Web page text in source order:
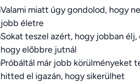
Valami miatt úgy gondolod, hogy
jobb életre
Sokat teszel azért, hogy jobban
hogy előbbre jutnál
Próbáltál már jobb körülményeket
hitted el igazán, hogy sikerülhet